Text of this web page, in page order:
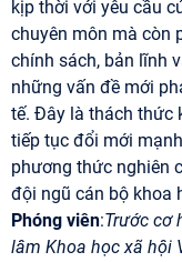
kịp thời với yêu cầu
chuyên môn mà còn
chính sách, bản lĩnh
những vấn đề mới
tế. Đây là thách thức
tiếp tục đổi mới
phương thức nghiên
đội ngũ cán bộ khoa
Phóng viên:Trước cơ
lâm Khoa học xã hội